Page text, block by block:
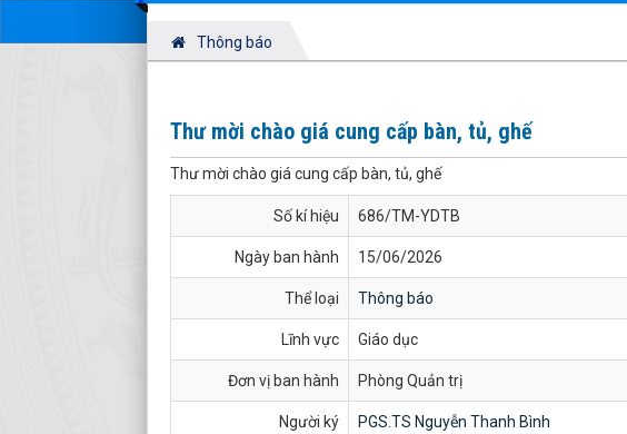
Thông báo
Thư mời chào giá cung cấp bàn, tủ, ghế
Thư mời chào giá cung cấp bàn, tủ, ghế
Số kí hiệu 686/TM-YDTB
Ngày ban hành 15/06/2026
Thể loại Thông báo
Lĩnh vực Giáo dục
Đơn vị ban hành Phòng Quản trị
Người ký PGS.TS Nguyễn Thanh Bình